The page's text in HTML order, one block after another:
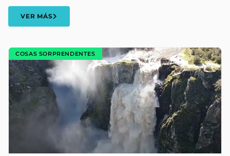
VER MÁS
COSAS SORPRENDENTES